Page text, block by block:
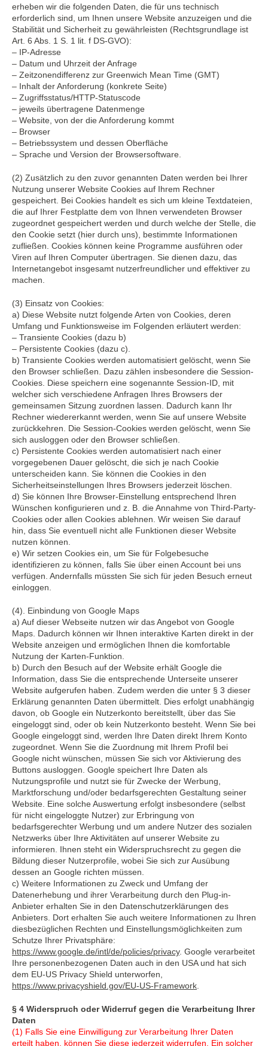
erheben wir die folgenden Daten, die für uns technisch
erforderlich sind, um Ihnen unsere Website anzuzeigen und die
Stabilität und Sicherheit zu gewährleisten (Rechtsgrundlage ist
Art. 6 Abs. 1 S. 1 lit. f DS-GVO):
– IP-Adresse
– Datum und Uhrzeit der Anfrage
– Zeitzonendifferenz zur Greenwich Mean Time (GMT)
– Inhalt der Anforderung (konkrete Seite)
– Zugriffsstatus/HTTP-Statuscode
– jeweils übertragene Datenmenge
– Website, von der die Anforderung kommt
– Browser
– Betriebssystem und dessen Oberfläche
– Sprache und Version der Browsersoftware.
(2) Zusätzlich zu den zuvor genannten Daten werden bei Ihrer
Nutzung unserer Website Cookies auf Ihrem Rechner
gespeichert. Bei Cookies handelt es sich um kleine Textdateien,
die auf Ihrer Festplatte dem von Ihnen verwendeten Browser
zugeordnet gespeichert werden und durch welche der Stelle, die
den Cookie setzt (hier durch uns), bestimmte Informationen
zufließen. Cookies können keine Programme ausführen oder
Viren auf Ihren Computer übertragen. Sie dienen dazu, das
Internetangebot insgesamt nutzerfreundlicher und effektiver zu
machen.
(3) Einsatz von Cookies:
a) Diese Website nutzt folgende Arten von Cookies, deren
Umfang und Funktionsweise im Folgenden erläutert werden:
– Transiente Cookies (dazu b)
– Persistente Cookies (dazu c).
b) Transiente Cookies werden automatisiert gelöscht, wenn Sie
den Browser schließen. Dazu zählen insbesondere die Session-
Cookies. Diese speichern eine sogenannte Session-ID, mit
welcher sich verschiedene Anfragen Ihres Browsers der
gemeinsamen Sitzung zuordnen lassen. Dadurch kann Ihr
Rechner wiedererkannt werden, wenn Sie auf unsere Website
zurückkehren. Die Session-Cookies werden gelöscht, wenn Sie
sich ausloggen oder den Browser schließen.
c) Persistente Cookies werden automatisiert nach einer
vorgegebenen Dauer gelöscht, die sich je nach Cookie
unterscheiden kann. Sie können die Cookies in den
Sicherheitseinstellungen Ihres Browsers jederzeit löschen.
d) Sie können Ihre Browser-Einstellung entsprechend Ihren
Wünschen konfigurieren und z. B. die Annahme von Third-Party-
Cookies oder allen Cookies ablehnen. Wir weisen Sie darauf
hin, dass Sie eventuell nicht alle Funktionen dieser Website
nutzen können.
e) Wir setzen Cookies ein, um Sie für Folgebesuche
identifizieren zu können, falls Sie über einen Account bei uns
verfügen. Andernfalls müssten Sie sich für jeden Besuch erneut
einloggen.
(4). Einbindung von Google Maps
a) Auf dieser Webseite nutzen wir das Angebot von Google
Maps. Dadurch können wir Ihnen interaktive Karten direkt in der
Website anzeigen und ermöglichen Ihnen die komfortable
Nutzung der Karten-Funktion.
b) Durch den Besuch auf der Website erhält Google die
Information, dass Sie die entsprechende Unterseite unserer
Website aufgerufen haben. Zudem werden die unter § 3 dieser
Erklärung genannten Daten übermittelt. Dies erfolgt unabhängig
davon, ob Google ein Nutzerkonto bereitstellt, über das Sie
eingeloggt sind, oder ob kein Nutzerkonto besteht. Wenn Sie bei
Google eingeloggt sind, werden Ihre Daten direkt Ihrem Konto
zugeordnet. Wenn Sie die Zuordnung mit Ihrem Profil bei
Google nicht wünschen, müssen Sie sich vor Aktivierung des
Buttons ausloggen. Google speichert Ihre Daten als
Nutzungsprofile und nutzt sie für Zwecke der Werbung,
Marktforschung und/oder bedarfsgerechten Gestaltung seiner
Website. Eine solche Auswertung erfolgt insbesondere (selbst
für nicht eingeloggte Nutzer) zur Erbringung von
bedarfsgerechter Werbung und um andere Nutzer des sozialen
Netzwerks über Ihre Aktivitäten auf unserer Website zu
informieren. Ihnen steht ein Widerspruchsrecht zu gegen die
Bildung dieser Nutzerprofile, wobei Sie sich zur Ausübung
dessen an Google richten müssen.
c) Weitere Informationen zu Zweck und Umfang der
Datenerhebung und ihrer Verarbeitung durch den Plug-in-
Anbieter erhalten Sie in den Datenschutzerklärungen des
Anbieters. Dort erhalten Sie auch weitere Informationen zu Ihren
diesbezüglichen Rechten und Einstellungsmöglichkeiten zum
Schutze Ihrer Privatsphäre:
https://www.google.de/intl/de/policies/privacy. Google verarbeitet
Ihre personenbezogenen Daten auch in den USA und hat sich
dem EU-US Privacy Shield unterworfen,
https://www.privacyshield.gov/EU-US-Framework.
§ 4 Widerspruch oder Widerruf gegen die Verarbeitung Ihrer
Daten
(1) Falls Sie eine Einwilligung zur Verarbeitung Ihrer Daten
erteilt haben, können Sie diese jederzeit widerrufen. Ein solcher